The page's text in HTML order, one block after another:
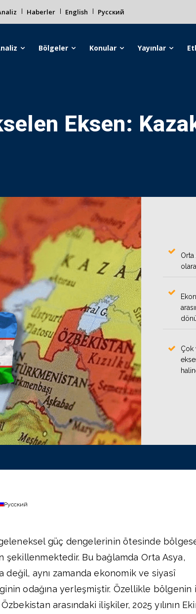
Haberler English Русский
Bölgeler Konular Yayınlar
Eksen:
Çok
Русский
güç dengelerinin ötesinde
Bu bağlamda Orta Asya,
aynı zamanda ekonomik ve siyasî
odağına yerleşmiştir. Özellikle bölgenin
arasındaki ilişkiler, 2025 yılının